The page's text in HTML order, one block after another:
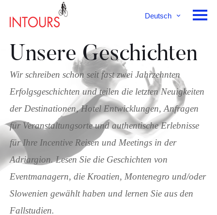
Deutsch
Unsere Geschichten
Wir schreiben schon seit fast zwei Jahrzehnten
Erfolgsgeschichten und teilen die letzten Neuigkeiten
der Destinationen, Hotel Entwicklungen, Anfragen
für Veranstaltungsorte und authentische Erlebnisse
für Ihre Incentive Reisen und Meetings in der
Adriargion. Lesen Sie die Geschichten von
Eventmanagern, die Kroatien, Montenegro und/oder
Slowenien gewählt haben und lernen Sie aus den
Fallstudien.